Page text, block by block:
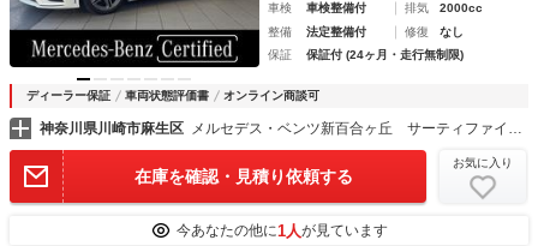
車検
車検整備付 排気
2000cc
整備
法定整備付 修復
なし
保証
保証付 (24ヶ月・走行無制限)
ディーラー保証 車両状態評価書 オンライン商談可
神奈川県川崎市麻生区 メルセデス・ベンツ新百合ヶ丘 サーティファイドカーセンター （株）シュテルン世田谷
在庫を確認・見積り依頼する
お気に入り
今あなたの他に1人が見ています